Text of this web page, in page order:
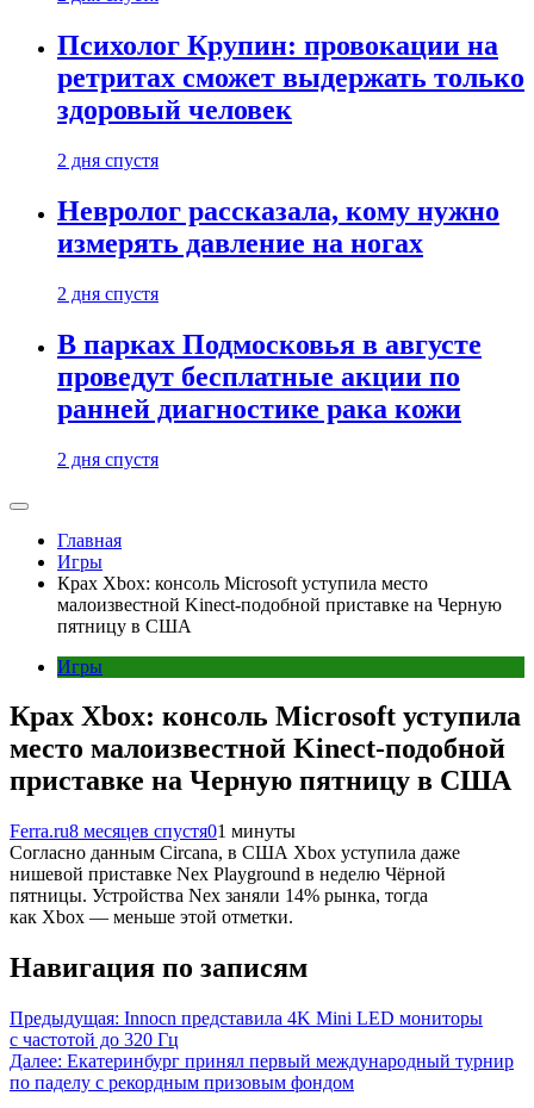
Психолог Крупин: провокации на
ретритах сможет выдержать только
здоровый человек
2 дня спустя
Невролог рассказала, кому нужно
измерять давление на ногах
2 дня спустя
В парках Подмосковья в августе
проведут бесплатные акции по
ранней диагностике рака кожи
2 дня спустя
Главная
Игры
Крах Xbox: консоль Microsoft уступила место
малоизвестной Kinect-подобной приставке на Черную
пятницу в США
Игры
Крах Xbox: консоль Microsoft уступила
место малоизвестной Kinect-подобной
приставке на Черную пятницу в США
Ferra.ru8 месяцев спустя01 минуты
Согласно данным Circana, в США Xbox уступила даже
нишевой приставке Nex Playground в неделю Чёрной
пятницы. Устройства Nex заняли 14% рынка, тогда
как Xbox — меньше этой отметки.
Навигация по записям
Предыдущая: Innocn представила 4K Mini LED мониторы
с частотой до 320 Гц
Далее: Екатеринбург принял первый международный турнир
по паделу с рекордным призовым фондом